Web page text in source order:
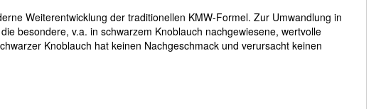
Weiterentwicklung der traditionellen KMW-Formel. Zur Umwandlung in
besondere, v.a. in schwarzem Knoblauch nachgewiesene, wertvolle
Knoblauch hat keinen Nachgeschmack und verursacht keinen